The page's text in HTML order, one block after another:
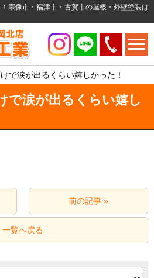
宗像市・福津市・古賀市の屋根・外壁塗装は
で涙が出るくらい嬉しかった！
で涙が出るくらい嬉し
前の記事 »
一覧へ戻る